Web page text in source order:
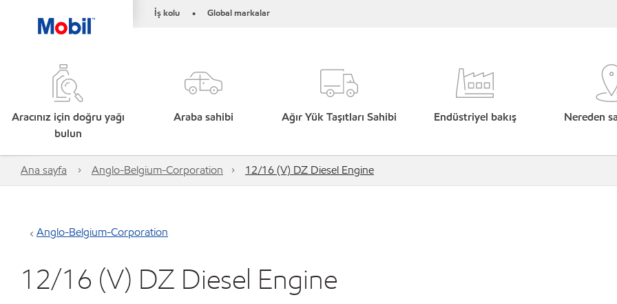
İş kolu • Global markalar
Aracınız için doğru yağı
bulun
Araba sahibi Ağır Yük Taşıtları Sahibi Endüstriyel bakış Nereden
Ana sayfa Anglo-Belgium-Corporation 12/16 (V) DZ Diesel Engine
Anglo-Belgium-Corporation
12/16 (V) DZ Diesel Engine